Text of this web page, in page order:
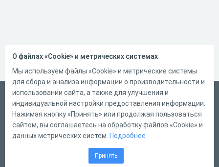
Русский
Справка
Форма обратной связи
О файлах «Cookie» и метрических системах
Мы используем файлы «Cookie» и метрические системы
для сбора и анализа информации о производительности и
использовании сайта, а также для улучшения и
индивидуальной настройки предоставления информации.
Нажимая кнопку «Принять» или продолжая пользоваться
сайтом, вы соглашаетесь на обработку файлов «Cookie» и
данных метрических систем. Подробнее
Принять